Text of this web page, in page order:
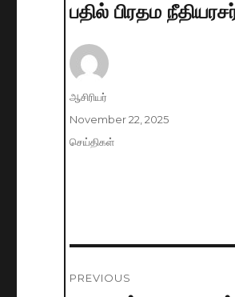
பதில் பிரதம
Author
ஆசிரியர்
Posted
on
November 22, 2025
Categories
செய்திகள்
PREVIOUS